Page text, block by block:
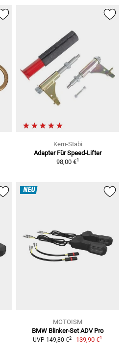
Kern-Stabi
Adapter Für Speed-Lifter
98,00 €1
NEU
MOTOISM
BMW Blinker-Set ADV Pro
UVP 149,80 €2 139,90 €1